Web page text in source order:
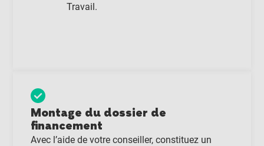
Travail.
Montage du dossier de
financement
Avec l’aide de votre conseiller, constituez un